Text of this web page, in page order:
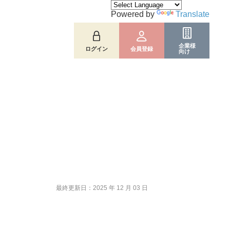
ログイン 会員登録
企業様
向け
Powered by Translate
最終更新日：2025 年 12 月 03 日